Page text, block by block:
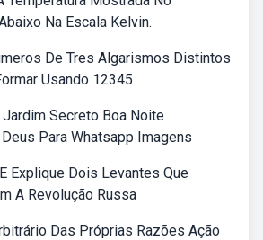
Na Escala Kelvin.
De Tres Algarismos Distintos
Usando 12345
Secreto Boa Noite
Para Whatsapp Imagens
Explique Dois Levantes Que
A Revolução Russa
Das Próprias Razões Ação